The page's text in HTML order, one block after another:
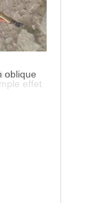
oblique
effet